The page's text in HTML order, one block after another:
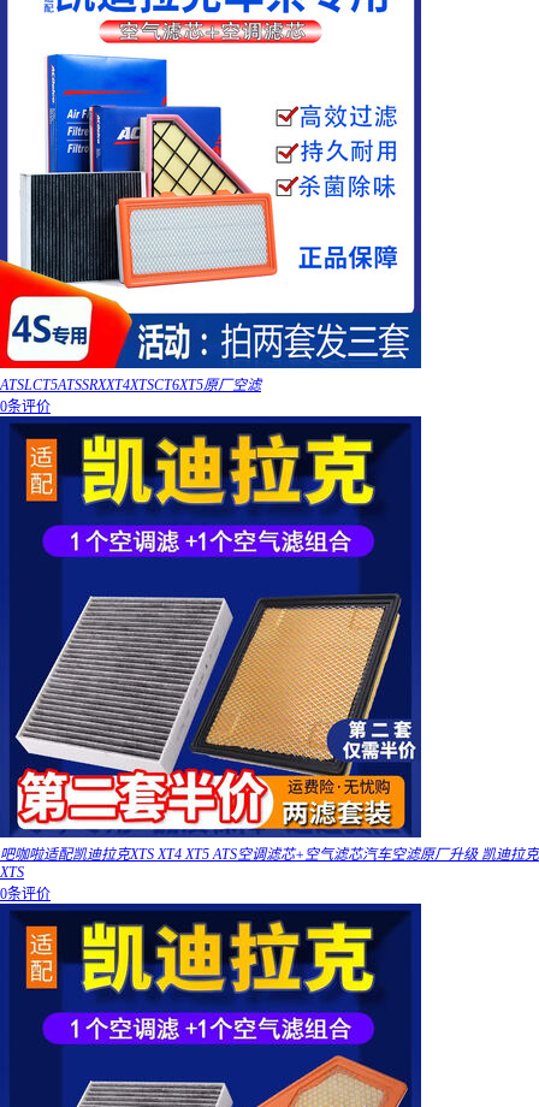
ATSLCT5ATSSRXXT4XTSCT6XT5原厂空滤
0条评价
吧咖啦适配凯迪拉克XTS XT4 XT5 ATS空调滤芯+空气滤芯汽车空滤原厂升级 凯迪拉克
XTS
0条评价